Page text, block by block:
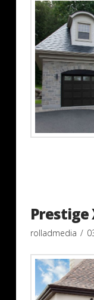
Prestige
rolladmedia